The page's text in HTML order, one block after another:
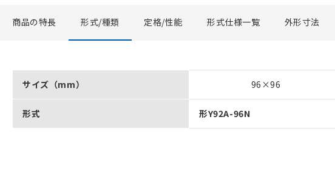
商品の特長 形式/種類 定格/性能 形式仕様一覧 外形寸法
サイズ（mm） 96×96
形式 形Y92A-96N